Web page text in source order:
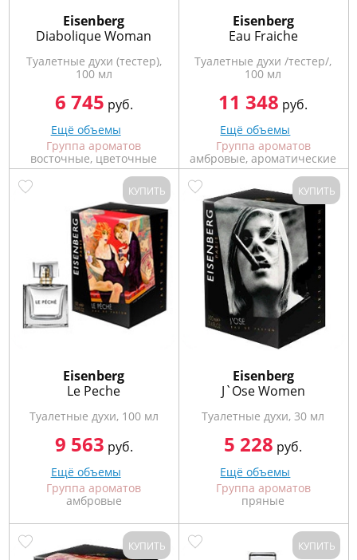
Eisenberg
Diabolique Woman
Туалетные духи (тестер),
100 мл
6 745 руб.
Ещё объемы
Группа ароматов
восточные, цветочные
Eisenberg
Eau Fraiche
Туалетные духи /тестер/,
100 мл
11 348 руб.
Ещё объемы
Группа ароматов
амбровые, ароматические
КУПИТЬ
Eisenberg
Le Peche
Туалетные духи, 100 мл
9 563 руб.
Ещё объемы
Группа ароматов
амбровые
КУПИТЬ
Eisenberg
J`Ose Women
Туалетные духи, 30 мл
5 228 руб.
Ещё объемы
Группа ароматов
пряные
КУПИТЬ КУПИТЬ